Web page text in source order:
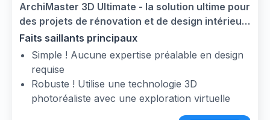
ArchiMaster 3D Ultimate - la solution ultime pour
des projets de rénovation et de design intérieur
| Ultimate | 1 appareil | 1 Usager | Code
d'activation PC - envoi par email
Faits saillants principaux
Simple ! Aucune expertise préalable en design
requise
Robuste ! Utilise une technologie 3D
photoréaliste avec une exploration virtuelle
Rapide ! Guidé par une interface de type